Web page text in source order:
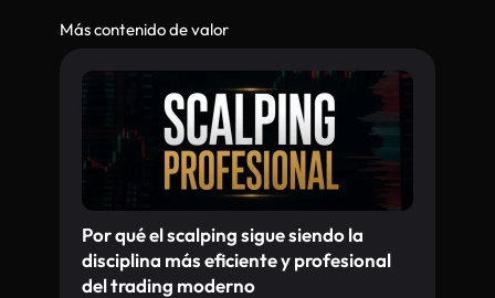
Más contenido de valor
Por qué el scalping sigue siendo la
disciplina más eficiente y profesional
del trading moderno